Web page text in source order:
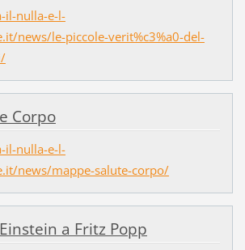
il-nulla-e-l-
news/le-piccole-verit%c3%a0-del-
Corpo
il-nulla-e-l-
news/mappe-salute-corpo/
a Fritz Popp